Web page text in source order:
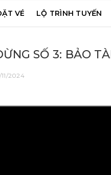
VÉ LỘ TRÌNH TUYẾN
SỐ 3: BẢO
2024